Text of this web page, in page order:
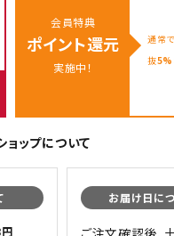
会員特典
ポイント還元
実施中！
通常
抜5%
ップについて
お届け日に